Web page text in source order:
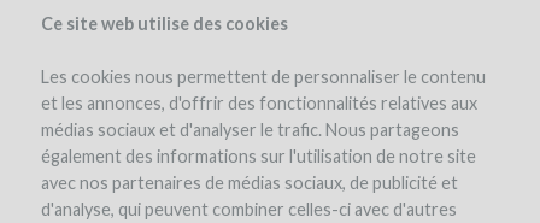
Ce site web utilise des cookies
Les cookies nous permettent de personnaliser le contenu
et les annonces, d'offrir des fonctionnalités relatives aux
médias sociaux et d'analyser le trafic. Nous partageons
également des informations sur l'utilisation de notre site
avec nos partenaires de médias sociaux, de publicité et
d'analyse, qui peuvent combiner celles-ci avec d'autres